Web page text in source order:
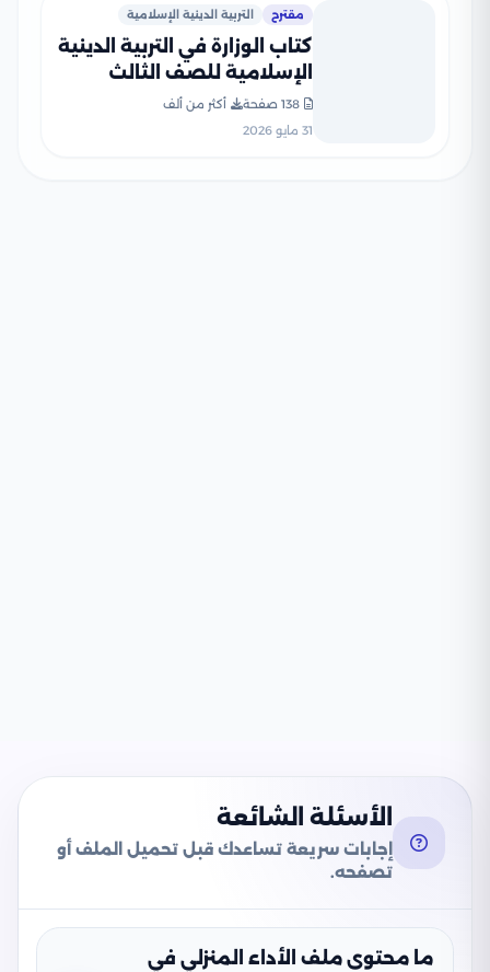
مقترح التربية الدينية الإسلامية
كتاب الوزارة في التربية الدينية
الإسلامية للصف الثالث
الإعدادي 2026 بصيغة PDF
138 صفحة
أكثر من ألف
31 مايو 2026
الأسئلة الشائعة
إجابات سريعة تساعدك قبل تحميل الملف أو
تصفحه.
ما محتوى ملف الأداء المنزلي في